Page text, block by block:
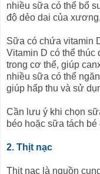
nhiều sữa có thể bổ
độ dẻo dai của
Sữa có chứa vitamin
Vitamin D có thể thúc
trong cơ thể, giúp
nhiều sữa có thể
giúp hấp thu và sử
Cần lưu ý khi chọn
béo hoặc sữa tách
2. Thịt nạc
Thịt nạc là nguồn